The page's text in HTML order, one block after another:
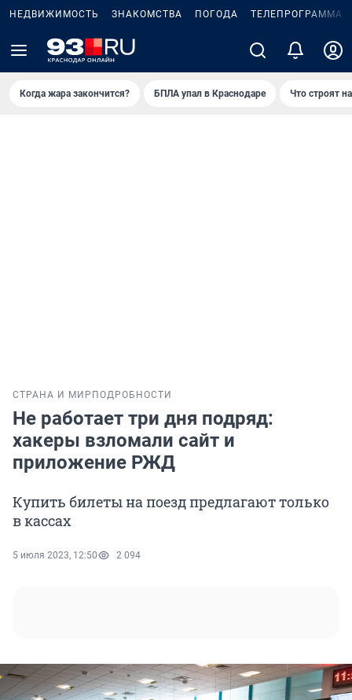
НЕДВИЖИМОСТЬ ЗНАКОМСТВА ПОГОДА ТЕЛЕПРОГРАММА
Когда жара закончится? БПЛА упал в Краснодаре Что строят
СТРАНА И МИР ПОДРОБНОСТИ
Не работает три дня подряд:
хакеры взломали сайт и
приложение РЖД
Купить билеты на поезд предлагают только
в кассах
5 июля 2023, 12:50 2 094